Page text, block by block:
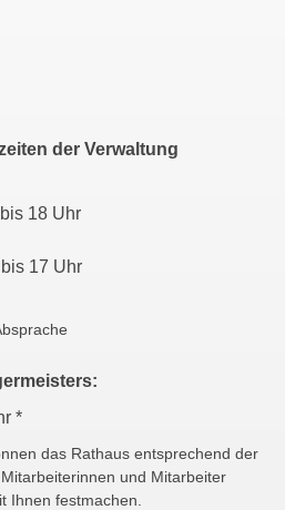
der Verwaltung
bis 18 Uhr
bis 17 Uhr
*
das Rathaus entsprechend der
und Mitarbeiter
Ihnen festmachen.